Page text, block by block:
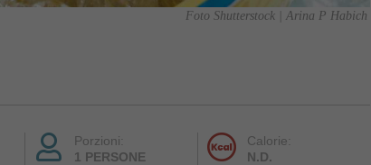
Foto Shutterstock | Arina P Habich
Porzioni:
1 PERSONE
Calorie:
N.D.